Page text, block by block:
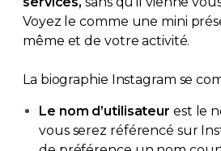
Voyez le comme une mini
même et de votre activité.
La biographie Instagram se
Le nom d’utilisateur est le
vous serez référencé sur